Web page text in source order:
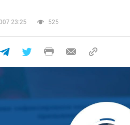
23:25
525